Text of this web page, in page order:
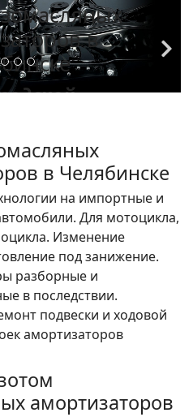
в
и
в Челябинске
на импортные и
Для мотоцикла,
Изменение
под занижение.
разборные и
в последствии.
подвески и ходовой
амортизаторов
амортизаторов